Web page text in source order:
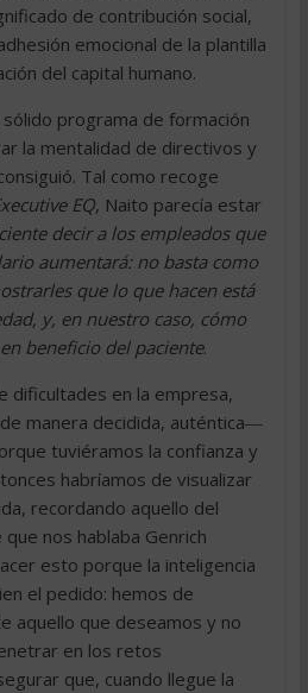
de contribución social,
emocional de la plantilla
del capital humano.
programa de formación
la mentalidad de directivos y
Tal como recoge
EQ, Naito parecía estar
decir a los empleados que
aumentará: no basta como
que lo que hacen está
y, en nuestro caso, cómo
beneficio del paciente.
dificultades en la empresa,
manera decidida, auténtica―
tuviéramos la confianza y
habríamos de visualizar
recordando aquello del
que nos hablaba Genrich
esto porque la inteligencia
el pedido: hemos de
aquello que deseamos y no
en los retos
que, cuando llegue la